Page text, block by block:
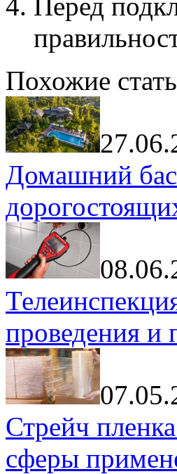
Похожие
Домашний
проведения и
Стрейч
сферы